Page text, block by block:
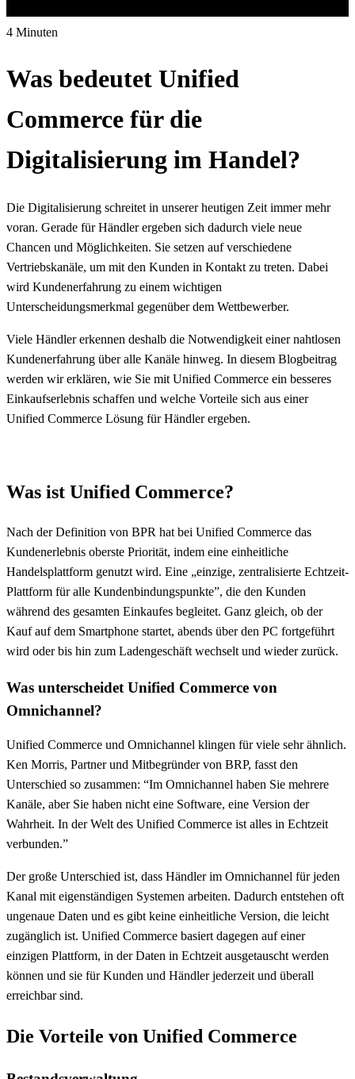
4 Minuten
Was bedeutet Unified
Commerce für die
Digitalisierung im Handel?
Die Digitalisierung schreitet in unserer heutigen Zeit immer mehr
voran. Gerade für Händler ergeben sich dadurch viele neue
Chancen und Möglichkeiten. Sie setzen auf verschiedene
Vertriebskanäle, um mit den Kunden in Kontakt zu treten. Dabei
wird Kundenerfahrung zu einem wichtigen
Unterscheidungsmerkmal gegenüber dem Wettbewerber.
Viele Händler erkennen deshalb die Notwendigkeit einer nahtlosen
Kundenerfahrung über alle Kanäle hinweg. In diesem Blogbeitrag
werden wir erklären, wie Sie mit Unified Commerce ein besseres
Einkaufserlebnis schaffen und welche Vorteile sich aus einer
Unified Commerce Lösung für Händler ergeben.
Was ist Unified Commerce?
Nach der Definition von BPR hat bei Unified Commerce das
Kundenerlebnis oberste Priorität, indem eine einheitliche
Handelsplattform genutzt wird. Eine „einzige, zentralisierte Echtzeit-
Plattform für alle Kundenbindungspunkte”, die den Kunden
während des gesamten Einkaufes begleitet. Ganz gleich, ob der
Kauf auf dem Smartphone startet, abends über den PC fortgeführt
wird oder bis hin zum Ladengeschäft wechselt und wieder zurück.
Was unterscheidet Unified Commerce von
Omnichannel?
Unified Commerce und Omnichannel klingen für viele sehr ähnlich.
Ken Morris, Partner und Mitbegründer von BRP, fasst den
Unterschied so zusammen: “Im Omnichannel haben Sie mehrere
Kanäle, aber Sie haben nicht eine Software, eine Version der
Wahrheit. In der Welt des Unified Commerce ist alles in Echtzeit
verbunden.”
Der große Unterschied ist, dass Händler im Omnichannel für jeden
Kanal mit eigenständigen Systemen arbeiten. Dadurch entstehen oft
ungenaue Daten und es gibt keine einheitliche Version, die leicht
zugänglich ist. Unified Commerce basiert dagegen auf einer
einzigen Plattform, in der Daten in Echtzeit ausgetauscht werden
können und sie für Kunden und Händler jederzeit und überall
erreichbar sind.
Die Vorteile von Unified Commerce